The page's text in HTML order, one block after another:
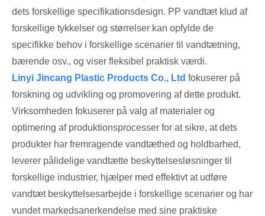
dets forskellige specifikationsdesign. PP vandtæt klud af
forskellige tykkelser og størrelser kan opfylde de
specifikke behov i forskellige scenarier til vandtætning,
bærende osv., og viser fleksibel praktisk værdi.
Linyi Jincang Plastic Products Co., Ltd fokuserer på
forskning og udvikling og promovering af dette produkt.
Virksomheden fokuserer på valg af materialer og
optimering af produktionsprocesser for at sikre, at dets
produkter har fremragende vandtæthed og holdbarhed,
leverer pålidelige vandtætte beskyttelsesløsninger til
forskellige industrier, hjælper med effektivt at udføre
vandtæt beskyttelsesarbejde i forskellige scenarier og har
vundet markedsanerkendelse med sine praktiske